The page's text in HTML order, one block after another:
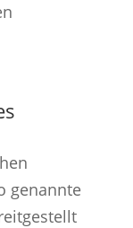
genannte